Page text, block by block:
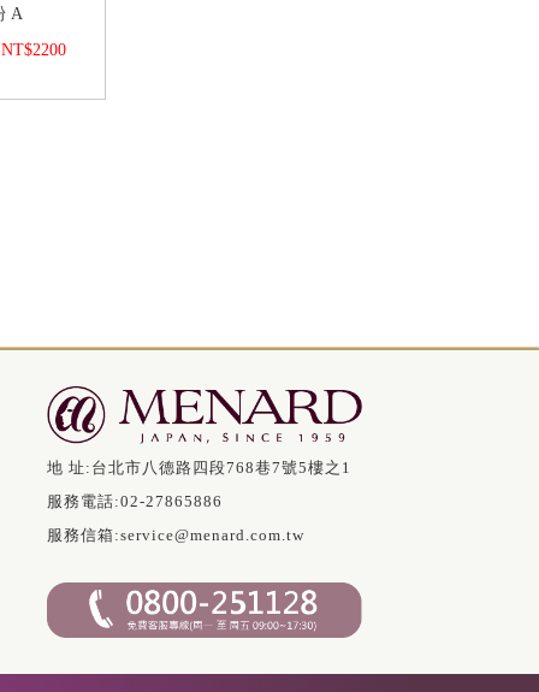
A
NT$2200
地 址: 台北市八德路四段768巷7號5樓之1
服務電話:02-27865886
服務信箱:service@menard.com.tw